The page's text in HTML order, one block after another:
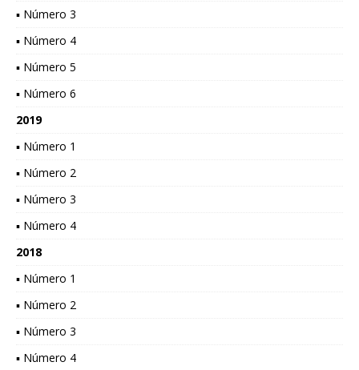
▪ Número 3
▪ Número 4
▪ Número 5
▪ Número 6
2019
▪ Número 1
▪ Número 2
▪ Número 3
▪ Número 4
2018
▪ Número 1
▪ Número 2
▪ Número 3
▪ Número 4